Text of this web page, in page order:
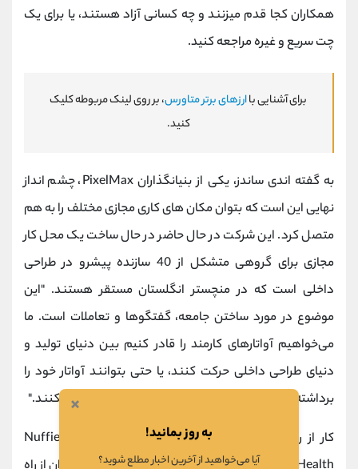
همکاران کجا قدم میزنند و چه کسانی آزاد هستند، یا برای یک
چت سریع و غیره مراجعه کنید.
برای آشنایی باارزهای برتر متاورس، بر روی لینک مربوطه کلیک
کنید.
به گفته اندی ساندز، یکی از بنیانگذاران PixelMax، چشم انداز
نهایی این است که بتوان مکان های کاری مجازی مختلف را به هم
متصل کرد. این شرکت در حال حاضر در حال ساخت یک محل کار
مجازی برای گروهی متشکل از 40 سازنده پیشرو در طراحی
داخلی است که در منچستر انگلستان مستقر هستند. "این
موضوع در مورد ساختن جامعه، گفتگوها و تعاملات است. ما
می‌خواهیم آواتارهای کارمند را قادر کنیم بین دنیای تولید و
دنیای طراحی داخلی حرکت کنند، یا حتی بتوانند آواتار خود را
برداشته، بروند و کنسرتی را در Roblox و Fortnite تماشا کنند."
کار از راه دور می تواند استرس زا باشد. تحقیقات Nuffield
×
به روز بمانید!
آیا می‌خواهید از آخرین اخبار مطلع شوید؟